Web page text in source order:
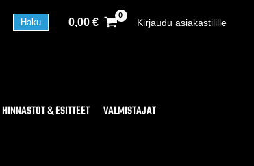
Haku 0,00 € Kirjaudu asiakastilille
HINNASTOT & ESITTEET
VALMISTAJAT